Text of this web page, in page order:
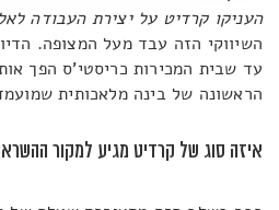
העניקו קרדיט על יצירת העבודה
השיווקי הזה עבד מעל המצופה.
עד שבית המכירות כריסטי'ס הפך
הראשונה של בינה מלאכותית
איזה סוג של קרדיט מגיע למקור